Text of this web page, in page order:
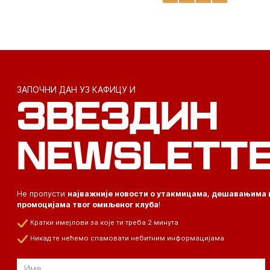
ЗАПОЧНИ ДАН УЗ КАФИЦУ И
ЗВЕЗДИН
Не пропусти најважније новости о утакмицама, дешавањима
промоцијама твог омиљеног клуба!
Кратки имејлови за које ти треба 2 минута
Никад те нећемо спамовати небитним информацијама
Email